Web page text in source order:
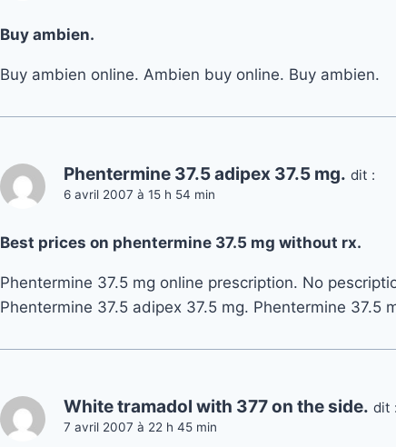
Buy ambien.
Buy ambien online. Ambien buy online. Buy ambien.
Phentermine 37.5 adipex 37.5 mg. dit :
6 avril 2007 à 15 h 54 min
Best prices on phentermine 37.5 mg without rx.
Phentermine 37.5 mg online prescription. No
Phentermine 37.5 adipex 37.5 mg. Phentermine 37.5
White tramadol with 377 on the side. dit :
7 avril 2007 à 22 h 45 min